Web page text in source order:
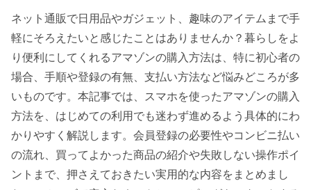
ネット通販で日用品やガジェット、趣味のアイテムまで手
軽にそろえたいと感じたことはありませんか？暮らしをよ
り便利にしてくれるアマゾンの購入方法は、特に初心者の
場合、手順や登録の有無、支払い方法など悩みどころが多
いものです。本記事では、スマホを使ったアマゾンの購入
方法を、はじめての利用でも迷わず進めるよう具体的にわ
かりやすく解説します。会員登録の必要性やコンビニ払い
の流れ、買ってよかった商品の紹介や失敗しない操作ポイ
ントまで、押さえておきたい実用的な内容をまとめまし